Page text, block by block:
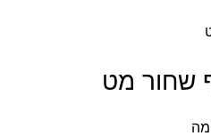
שחור מט